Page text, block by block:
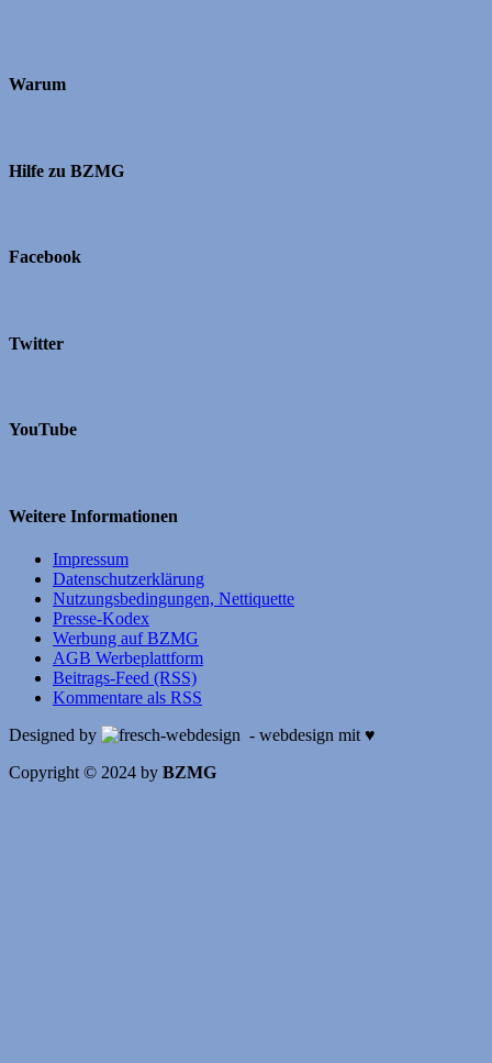
Warum
Hilfe zu BZMG
Facebook
Twitter
YouTube
Weitere Informationen
Impressum
Datenschutzerklärung
Nutzungsbedingungen, Nettiquette
Presse-Kodex
Werbung auf BZMG
AGB Werbeplattform
Beitrags-Feed (RSS)
Kommentare als RSS
Designed by
- webdesign mit ♥
Copyright © 2024 by BZMG